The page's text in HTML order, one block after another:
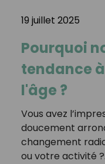
19 juillet 2025
Pourquoi
tendance
l'âge ?
Vous avez
doucement
changement
ou votre activité